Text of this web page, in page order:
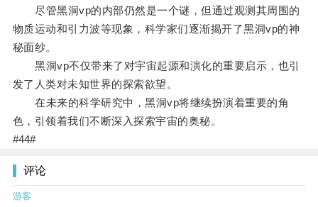
尽管黑洞vp的内部仍然是一个谜，但通过观测其周围的
物质运动和引力波等现象，科学家们逐渐揭开了黑洞vp的神
秘面纱。
黑洞vp不仅带来了对宇宙起源和演化的重要启示，也引
发了人类对未知世界的探索欲望。
在未来的科学研究中，黑洞vp将继续扮演着重要的角
色，引领着我们不断深入探索宇宙的奥秘。
#44#
评论
游客